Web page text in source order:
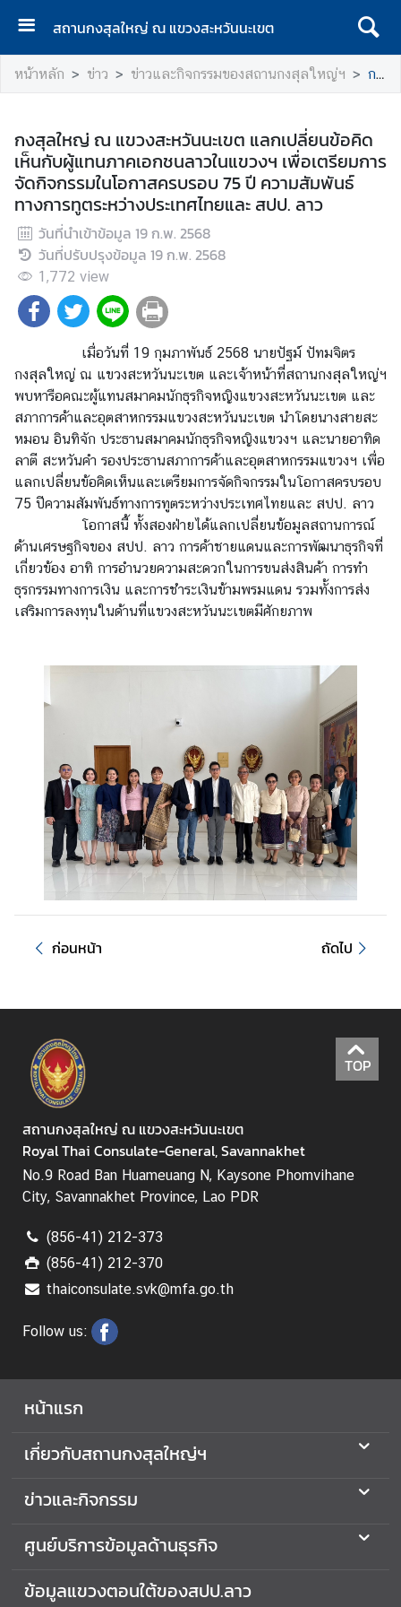
สถานกงสุลใหญ่ ณ แขวงสะหวันนะเขต
ห
น้
ร
ก
เ
กี่
ย
กั
บ
า
น
ก
ง
สุ
ล
ใ
ญ่
ฯ
มู
แ
ง
ต
อ
ใ
ข
ป
.
ล
า
ว
ศู
น
ย์
ริ
ก
า
ข้
มู
ด้
น
ร
จ
หน้าหลัก ข่าว ข่าวและกิจกรรมของสถานกงสุลใหญ่ฯ กงสุลใหญ่ ณ แขวงสะหวันนะเขต แลกเปลี่ยนข้อคิดเห็นกับผู้แทนภาคเอกชนลาวในแขวงฯ เพื่อเตรียมการจัดกิจกรรมในโอกาสครบรอบ 75 ปี ความสัมพันธ์ทางการทูตระหว่างประเทศไทยและ สปป. ลาว
กงสุลใหญ่ ณ แขวงสะหวันนะเขต แลกเปลี่ยนข้อคิด
เห็นกับผู้แทนภาคเอกชนลาวในแขวงฯ เพื่อเตรียมการ
จัดกิจกรรมในโอกาสครบรอบ 75 ปี ความสัมพันธ์
ทางการทูตระหว่างประเทศไทยและ สปป. ลาว
วันที่นำเข้าข้อมูล 19 ก.พ. 2568
วันที่ปรับปรุงข้อมูล 19 ก.พ. 2568
1,772 view
เมื่อวันที่ 19 กุมภาพันธ์ 2568 นายปัฐม์ ปัทมจิตร
กงสุลใหญ่ ณ แขวงสะหวันนะเขต และเจ้าหน้าที่สถานกงสุลใหญ่ฯ
พบหารือคณะผู้แทนสมาคมนักธุรกิจหญิงแขวงสะหวันนะเขต และ
สภาการค้าและอุตสาหกรรมแขวงสะหวันนะเขต นำโดยนางสายสะ
หมอน อินทิจัก ประธานสมาคมนักธุรกิจหญิงแขวงฯ และนายอาทิด
ลาตี สะหวันคำ รองประธานสภาการค้าและอุตสาหกรรมแขวงฯ เพื่อ
แลกเปลี่ยนข้อคิดเห็นและเตรียมการจัดกิจกรรมในโอกาสครบรอบ
75 ปีความสัมพันธ์ทางการทูตระหว่างประเทศไทยและ สปป. ลาว
โอกาสนี้ ทั้งสองฝ่ายได้แลกเปลี่ยนข้อมูลสถานการณ์
ด้านเศรษฐกิจของ สปป. ลาว การค้าชายแดนและการพัฒนาธุรกิจที่
เกี่ยวข้อง อาทิ การอำนวยความสะดวกในการขนส่งสินค้า การทำ
ธุรกรรมทางการเงิน และการชำระเงินข้ามพรมแดน รวมทั้งการส่ง
เสริมการลงทุนในด้านที่แขวงสะหวันนะเขตมีศักยภาพ
ก่อนหน้า ถัดไป
TOP
สถานกงสุลใหญ่ ณ แขวงสะหวันนะเขต
Royal Thai Consulate-General, Savannakhet
No.9 Road Ban Huameuang N, Kaysone Phomvihane
City, Savannakhet Province, Lao PDR
(856-41) 212-373
(856-41) 212-370
thaiconsulate.svk@mfa.go.th
Follow us:
หน้าแรก
เกี่ยวกับสถานกงสุลใหญ่ฯ
ข่าวและกิจกรรม
ศูนย์บริการข้อมูลด้านธุรกิจ
ข้อมูลแขวงตอนใต้ของสปป.ลาว